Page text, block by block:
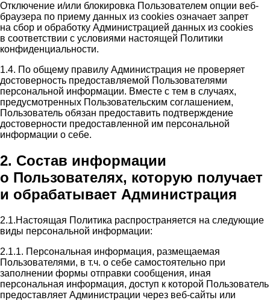
Отключение и/или блокировка Пользователем опции веб-
браузера по приему данных из cookies означает запрет
на сбор и обработку Администрацией данных из cookies
в соответствии с условиями настоящей Политики
конфиденциальности.
1.4. По общему правилу Администрация не проверяет
достоверность предоставляемой Пользователями
персональной информации. Вместе с тем в случаях,
предусмотренных Пользовательским соглашением,
Пользователь обязан предоставить подтверждение
достоверности предоставленной им персональной
информации о себе.
2. Состав информации
о Пользователях, которую получает
и обрабатывает Администрация
2.1.Настоящая Политика распространяется на следующие
виды персональной информации:
2.1.1. Персональная информация, размещаемая
Пользователями, в т.ч. о себе самостоятельно при
заполнении формы отправки сообщения, иная
персональная информация, доступ к которой Пользователь
предоставляет Администрации через веб-сайты или